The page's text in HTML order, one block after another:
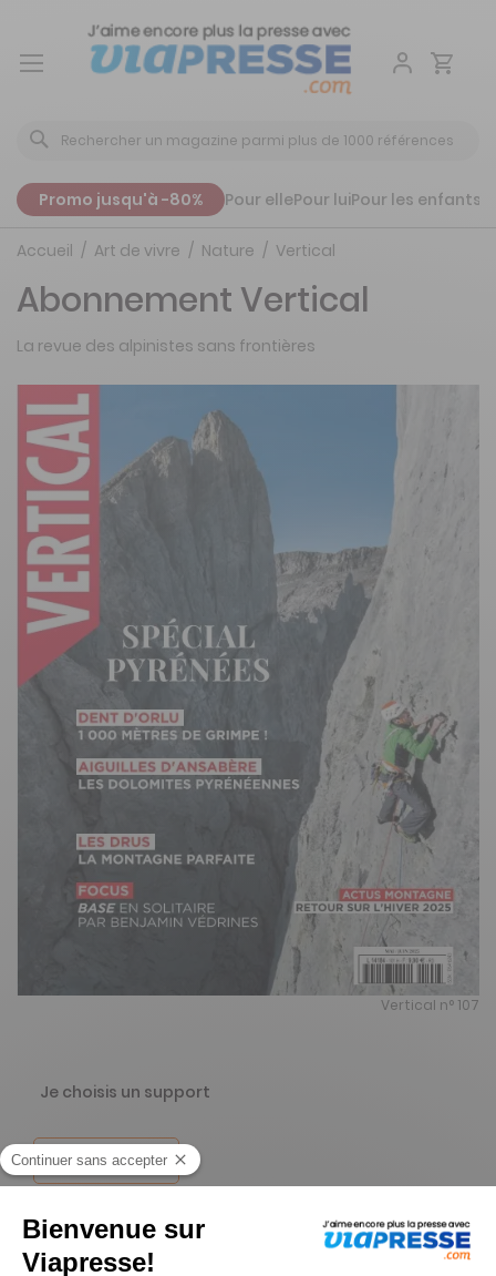
Aller
Promo jusqu'à -80% Pour ellePour luiPour les enfants
Accueil Art de vivre Nature Vertical
Vertical n° 107
Abonnement Vertical
La revue des alpinistes sans frontières
Je choisis un support
Papier
Je choisis une durée